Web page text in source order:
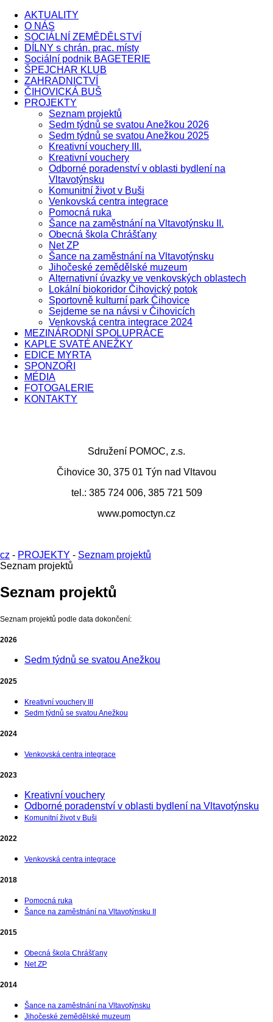
AKTUALITY
O NÁS
SOCIÁLNÍ ZEMĚDĚLSTVÍ
DÍLNY s chrán. prac. místy
Sociální podnik BAGETERIE
ŠPEJCHAR KLUB
ZAHRADNICTVÍ
ČIHOVICKÁ BUŠ
PROJEKTY
Seznam projektů
Sedm týdnů se svatou Anežkou 2026
Sedm týdnů se svatou Anežkou 2025
Kreativní vouchery III.
Kreativní vouchery
Odborné poradenství v oblasti bydlení na
Vltavotýnsku
Komunitní život v Buši
Venkovská centra integrace
Pomocná ruka
Šance na zaměstnání na Vltavotýnsku II.
Obecná škola Chrášťany
Net ZP
Šance na zaměstnání na Vltavotýnsku
Jihočeské zemědělské muzeum
Alternativní úvazky ve venkovských oblastech
Lokální biokoridor Čihovický potok
Sportovně kulturní park Čihovice
Sejdeme se na návsi v Čihovicích
Venkovská centra integrace 2024
MEZINÁRODNÍ SPOLUPRÁCE
KAPLE SVATÉ ANEŽKY
EDICE MYRTA
SPONZOŘI
MÉDIA
FOTOGALERIE
KONTAKTY
Sdružení POMOC, z.s.
Čihovice 30, 375 01 Týn nad Vltavou
tel.: 385 724 006, 385 721 509
www.pomoctyn.cz
cz - PROJEKTY - Seznam projektů
Seznam projektů
Seznam projektů
Seznam projektů podle data dokončení:
2026
Sedm týdnů se svatou Anežkou
2025
Kreativní vouchery III
Sedm týdnů se svatou Anežkou
2024
Venkovská centra integrace
2023
Kreativní vouchery
Odborné poradenství v oblasti bydlení na Vltavotýnsku
Komunitní život v Buši
2022
Venkovská centra integrace
2018
Pomocná ruka
Šance na zaměstnání na Vltavotýnsku II
2015
Obecná škola Chrášťany
Net ZP
2014
Šance na zaměstnání na Vltavotýnsku
Jihočeské zemědělské muzeum